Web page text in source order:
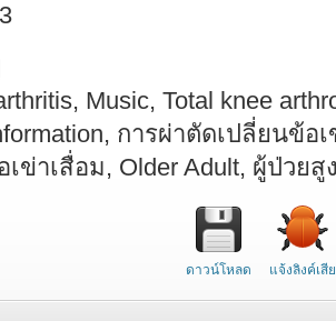
Music, Total knee
การผ่าตัดเปลี่ยนข้อ
เข่าเสื่อม, Older Adult, ผู้ป่วย
ดาวน์โหลด แจ้งลิงค์เสีย